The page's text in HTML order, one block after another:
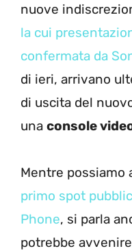
nuove
la cui
confermata da
di ieri, arrivano
di uscita del
una console
Mentre possiamo
primo spot
Phone, si parla
potrebbe